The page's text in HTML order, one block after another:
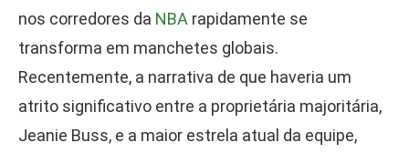
nos corredores da NBA rapidamente se
transforma em manchetes globais.
Recentemente, a narrativa de que haveria um
atrito significativo entre a proprietária majoritária,
Jeanie Buss, e a maior estrela atual da equipe,